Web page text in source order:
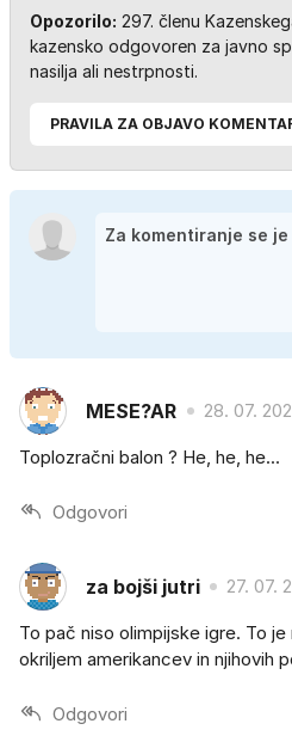
Opozorilo: 297. členu
kazensko odgovoren za javno
nasilja ali nestrpnosti.
PRAVILA ZA OBJAVO
MESE?AR 28. 07.
Toplozračni balon ? He, he, he...
Odgovori
za bojši jutri 27. 07.
To pač niso olimpijske igre. To
okriljem amerikancev in njihovih
Odgovori